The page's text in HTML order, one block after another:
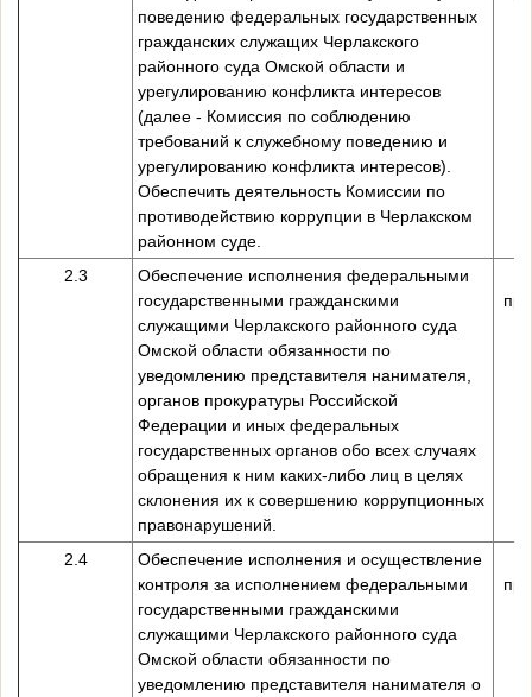
поведению федеральных государственных
гражданских служащих Черлакского
районного суда Омской области и
урегулированию конфликта интересов
(далее - Комиссия по соблюдению
требований к служебному поведению и
урегулированию конфликта интересов).
Обеспечить деятельность Комиссии по
противодействию коррупции в Черлакском
районном суде.
2.3
Обеспечение исполнения федеральными
государственными гражданскими
служащими Черлакского районного суда
Омской области обязанности по
уведомлению представителя нанимателя,
органов прокуратуры Российской
Федерации и иных федеральных
государственных органов обо всех случаях
обращения к ним каких-либо лиц в целях
склонения их к совершению коррупционных
правонарушений.
2.4
Обеспечение исполнения и осуществление
контроля за исполнением федеральными
государственными гражданскими
служащими Черлакского районного суда
Омской области обязанности по
уведомлению представителя нанимателя о